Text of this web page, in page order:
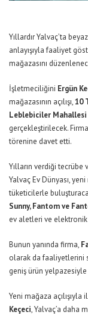
Yıllardır Yalvaç’ta
anlayışıyla faaliyet
mağazasını
İşletmeciliğini Ergün
mağazasının açılışı,10
Leblebiciler
gerçekleştirilecek.
törenine davet etti.
Yılların verdiği tecrübe
Yalvaç Ev Dünyası,
tüketicilerle
Sunny, Fantom ve
ev aletleri ve
Bunun yanında firma,
olarak da faaliyetlerini
geniş ürün
Yeni mağaza
Keçeci, Yalvaç’a daha